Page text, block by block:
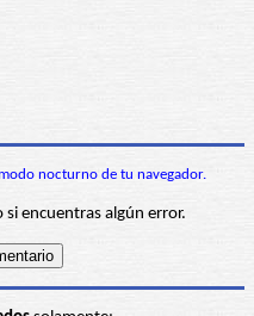
nocturno de tu navegador.
si encuentras algún error.